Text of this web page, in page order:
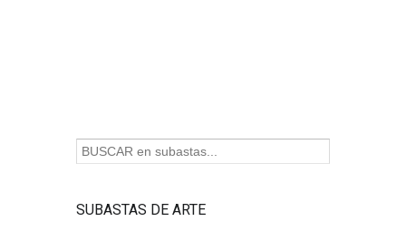
SUBASTAS DE ARTE